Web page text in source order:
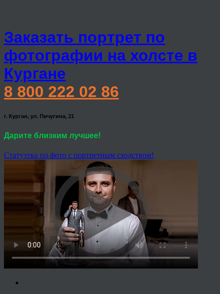
Заказать портрет по
фотографии на холсте в
Кургане
8 800 222 02 86
г. Курган, ул. Пичугина, 21
Дарите близким лучшее!
Статуэтка по фото с портретным сходством!